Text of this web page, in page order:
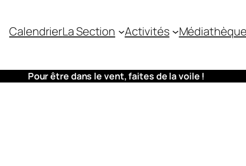
CalendrierLa Section Activités Médiathèque
Pour être dans le vent, faites de la voile !